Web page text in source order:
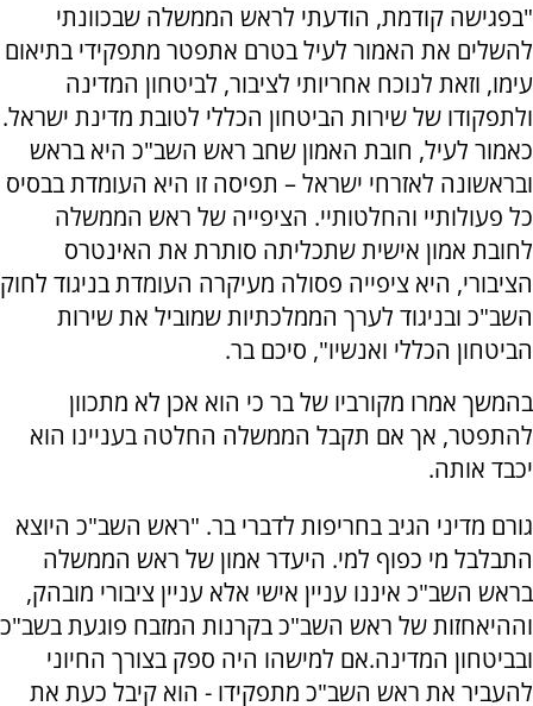
"בפגישה קודמת, הודעתי לראש הממשלה שבכוונתי
להשלים את האמור לעיל בטרם אתפטר מתפקידי בתיאום
עימו, וזאת לנוכח אחריותי לציבור, לביטחון המדינה
ולתפקודו של שירות הביטחון הכללי לטובת מדינת ישראל.
כאמור לעיל, חובת האמון שחב ראש השב"כ היא בראש
ובראשונה לאזרחי ישראל – תפיסה זו היא העומדת בבסיס
כל פעולותיי והחלטותיי. הציפייה של ראש הממשלה
לחובת אמון אישית שתכליתה סותרת את האינטרס
הציבורי, היא ציפייה פסולה מעיקרה העומדת בניגוד לחוק
השב"כ ובניגוד לערך הממלכתיות שמוביל את שירות
הביטחון הכללי ואנשיו", סיכם בר.
בהמשך אמרו מקורביו של בר כי הוא אכן לא מתכוון
להתפטר, אך אם תקבל הממשלה החלטה בעניינו הוא
יכבד אותה.
גורם מדיני הגיב בחריפות לדברי בר. "ראש השב"כ היוצא
התבלבל מי כפוף למי. היעדר אמון של ראש הממשלה
בראש השב"כ איננו עניין אישי אלא עניין ציבורי מובהק,
וההיאחזות של ראש השב"כ בקרנות המזבח פוגעת בשב"כ
ובביטחון המדינה.אם למישהו היה ספק בצורך החיוני
להעביר את ראש השב"כ מתפקידו - הוא קיבל כעת את